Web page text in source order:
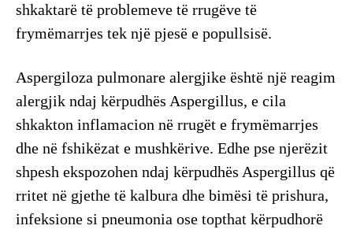
shkaktarë të problemeve të rrugëve të
frymëmarrjes tek një pjesë e popullsisë.
Aspergiloza pulmonare alergjike është një reagim
alergjik ndaj kërpudhës Aspergillus, e cila
shkakton inflamacion në rrugët e frymëmarrjes
dhe në fshikëzat e mushkërive. Edhe pse njerëzit
shpesh ekspozohen ndaj kërpudhës Aspergillus që
rritet në gjethe të kalbura dhe bimësi të prishura,
infeksione si pneumonia ose topthat kërpudhorë